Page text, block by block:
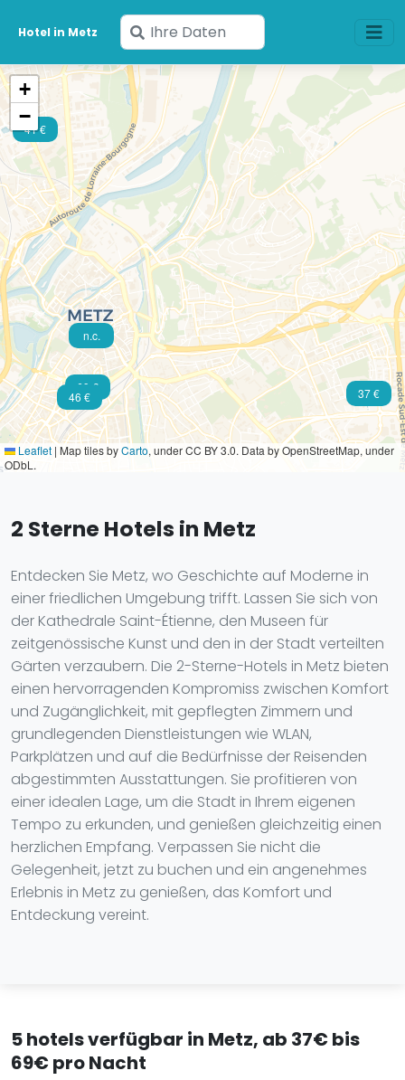
Hotel in Metz
Geben
Sie
Ihre
Daten
ein
69 €
41 €
n.c.
46 € 37 €
+
−
Leaflet | Map tiles byCarto, under CC BY 3.0. Data by OpenStreetMap, under
ODbL.
2 Sterne Hotels in Metz
Entdecken Sie Metz, wo Geschichte auf Moderne in
einer friedlichen Umgebung trifft. Lassen Sie sich von
der Kathedrale Saint-Étienne, den Museen für
zeitgenössische Kunst und den in der Stadt verteilten
Gärten verzaubern. Die 2-Sterne-Hotels in Metz bieten
einen hervorragenden Kompromiss zwischen Komfort
und Zugänglichkeit, mit gepflegten Zimmern und
grundlegenden Dienstleistungen wie WLAN,
Parkplätzen und auf die Bedürfnisse der Reisenden
abgestimmten Ausstattungen. Sie profitieren von
einer idealen Lage, um die Stadt in Ihrem eigenen
Tempo zu erkunden, und genießen gleichzeitig einen
herzlichen Empfang. Verpassen Sie nicht die
Gelegenheit, jetzt zu buchen und ein angenehmes
Erlebnis in Metz zu genießen, das Komfort und
Entdeckung vereint.
5 hotels verfügbar in Metz, ab 37€ bis
69€ pro Nacht